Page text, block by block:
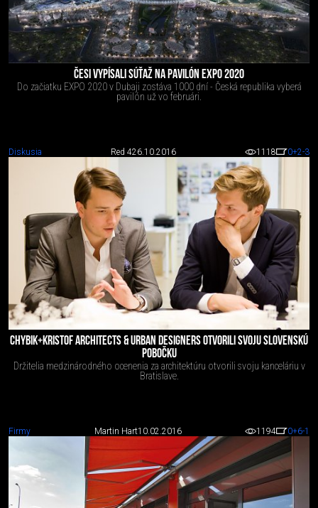
ČESI VYPÍSALI SÚŤAŽ NA PAVILÓN EXPO 2020
Do začiatku EXPO 2020 v Dubaji zostáva 1000 dní - Česká republika vyberá
pavilón už vo februári.
Diskusia Red 426.10.2016 1118 0+2-3
CHYBIK+KRISTOF ARCHITECTS & URBAN DESIGNERS OTVORILI SVOJU SLOVENSKÚ
POBOČKU
Držitelia medzinárodného ocenenia za architektúru otvorili svoju kanceláriu v
Bratislave.
Firmy Martin Hart10.02.2016 1194 0+6-1